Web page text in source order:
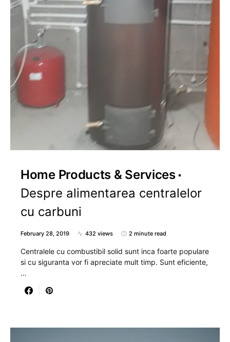
Home Products & Services
Despre alimentarea centralelor
cu carbuni
February 28, 2019 432 views 2 minute read
Centralele cu combustibil solid sunt inca foarte populare
si cu siguranta vor fi apreciate mult timp. Sunt eficiente,
…